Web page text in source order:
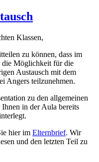
Klassen,
zu können, dass im
die Möglichkeit für die
Austausch mit dem
Angers teilzunehmen.
zu den allgemeinen
in der Aula bereits
hier im Elternbrief. Wir
und den letzten Teil zu